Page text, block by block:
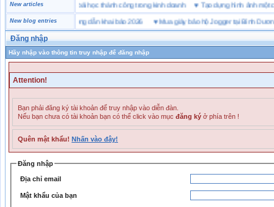
New articles
biệt” của Microsoft ♥4 bài học thành công trong kinh doanh ♥Tạo dựng hình ảnh
New blog entries
hải quan là gì? Hướng dẫn khai báo 2026♥ Mua giày bảo hộ Jogger tại Bình Dương ở
Đăng nhập
Hãy nhập vào thông tin truy nhập để đăng nhập
Attention!
Bạn phải đăng ký tài khoản để truy nhập vào diễn đàn.
Nếu bạn chưa có tài khoản bạn có thể click vào mục đăng ký ở phía trên !
Quên mật khẩu! Nhấn vào đây!
Đăng nhập
Địa chỉ email
Mật khẩu của bạn